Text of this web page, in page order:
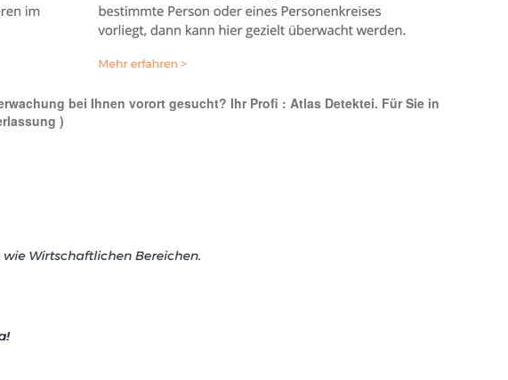
bei Ihnen vorort gesucht? Ihr Profi : Atlas Detektei. Für Sie in
)